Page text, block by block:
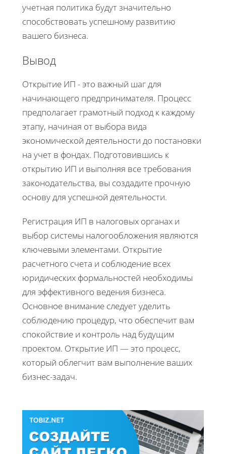
учетная политика будут значительно
способствовать успешному развитию
вашего бизнеса.
Вывод
Открытие ИП - это важный шаг для
начинающего предпринимателя. Процесс
предполагает грамотный подход к каждому
этапу, начиная от выбора вида
экономической деятельности до постановки
на учет в фондах. Подготовившись к
открытию ИП и выполняя все требования
законодательства, вы создадите прочную
основу для успешной деятельности.
Регистрация ИП в налоговых органах и
выбор системы налогообложения являются
ключевыми элементами. Открытие
расчетного счета и соблюдение всех
юридических формальностей необходимы
для эффективного ведения бизнеса.
Основное внимание следует уделить
соблюдению процедур, что обеспечит вам
спокойствие и контроль над будущим
проектом. Открытие ИП — это процесс,
который облегчит вам выполнение ваших
бизнес-задач.